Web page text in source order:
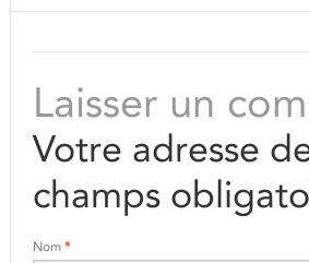
Laisser un
Votre adresse
champs
Nom *